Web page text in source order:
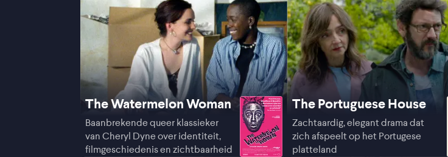
The Watermelon Woman
Baanbrekende queer klassieker
van Cheryl Dyne over identiteit,
filmgeschiedenis en zichtbaarheid
The Portuguese House
Zachtaardig, elegant drama dat
zich afspeelt op het Portugese
platteland